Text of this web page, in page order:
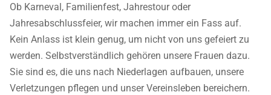
Ob Karneval, Familienfest, Jahrestour oder
Jahresabschlussfeier, wir machen immer ein Fass auf.
Kein Anlass ist klein genug, um nicht von uns gefeiert zu
werden. Selbstverständlich gehören unsere Frauen dazu.
Sie sind es, die uns nach Niederlagen aufbauen, unsere
Verletzungen pflegen und unser Vereinsleben bereichern.